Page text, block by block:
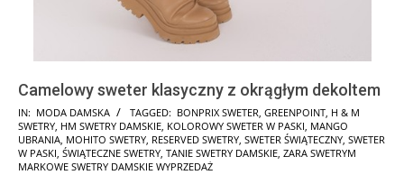
Camelowy sweter klasyczny z okrągłym dekoltem
2025-
11-
07
IN: MODA DAMSKA TAGGED: BONPRIX SWETER GREENPOINT H & M
SWETRY HM SWETRY DAMSKIE KOLOROWY SWETER W PASKI MANGO
UBRANIA MOHITO SWETRY RESERVED SWETRY SWETER ŚWIĄTECZNY SWETER
W PASKI ŚWIĄTECZNE SWETRY TANIE SWETRY DAMSKIE ZARA SWETRYM
MARKOWE SWETRY DAMSKIE WYPRZEDAŻ